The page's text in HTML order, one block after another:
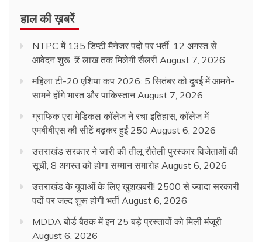
हाल की ख़बरें
NTPC में 135 डिप्टी मैनेजर पदों पर भर्ती, 12 अगस्त से
आवेदन शुरू, ₹2 लाख तक मिलेगी सैलरी August 7, 2026
महिला टी-20 एशिया कप 2026: 5 सितंबर को दुबई में आमने-
सामने होंगे भारत और पाकिस्तान August 7, 2026
ग्राफिक एरा मेडिकल कॉलेज ने रचा इतिहास, कॉलेज में
एमबीबीएस की सीटें बढ़कर हुईं 250 August 6, 2026
उत्तराखंड सरकार ने जारी की तीलू रौतेली पुरस्कार विजेताओं की
सूची, 8 अगस्त को होगा सम्मान समारोह August 6, 2026
उत्तराखंड के युवाओं के लिए खुशखबरी! 2500 से ज्यादा सरकारी
पदों पर जल्द शुरू होगी भर्ती August 6, 2026
MDDA बोर्ड बैठक में इन 25 बड़े प्रस्तावों को मिली मंजूरी
August 6, 2026